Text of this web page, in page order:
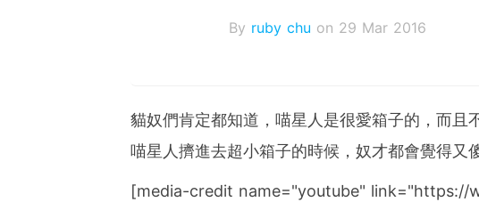
By ruby chu on 29 Mar 2016
貓奴們肯定都知道，喵星人是很愛箱子的，而且
喵星人擠進去超小箱子的時候，奴才都會覺得又
[media-credit name="youtube" link="https://